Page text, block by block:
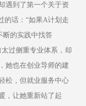
遇到了第一个关于资
的话：“如果A计划走
断的实践中找答
过侧重专业体系，却
她也在创业导师的建
松，但就业服务中心
，让她重新站了起